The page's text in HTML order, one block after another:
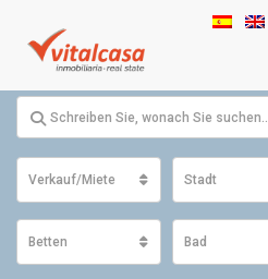
Verkauf/Miete Stadt
Betten Bad